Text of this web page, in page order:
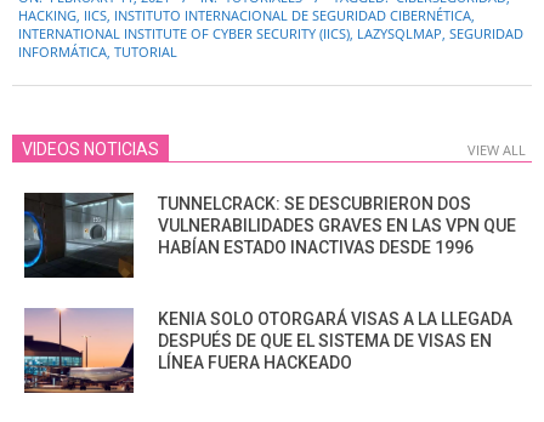
02-
11
HACKING, IICS, INSTITUTO INTERNACIONAL DE SEGURIDAD CIBERNÉTICA,
INTERNATIONAL INSTITUTE OF CYBER SECURITY (IICS), LAZYSQLMAP, SEGURIDAD
INFORMÁTICA, TUTORIAL
VIDEOS NOTICIAS VIEW ALL
TUNNELCRACK: SE DESCUBRIERON DOS
VULNERABILIDADES GRAVES EN LAS VPN QUE
HABÍAN ESTADO INACTIVAS DESDE 1996
KENIA SOLO OTORGARÁ VISAS A LA LLEGADA
DESPUÉS DE QUE EL SISTEMA DE VISAS EN
LÍNEA FUERA HACKEADO